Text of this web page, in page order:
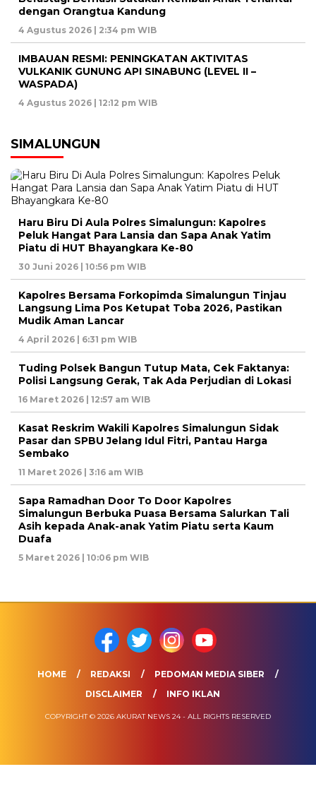
dengan Orangtua Kandung
4 Agustus 2026 | 2:34 pm WIB
IMBAUAN RESMI: PENINGKATAN AKTIVITAS
VULKANIK GUNUNG API SINABUNG (LEVEL II –
WASPADA)
4 Agustus 2026 | 12:12 pm WIB
SIMALUNGUN
Haru Biru Di Aula Polres Simalungun: Kapolres
Peluk Hangat Para Lansia dan Sapa Anak Yatim
Piatu di HUT Bhayangkara Ke-80
30 Juni 2026 | 10:56 pm WIB
Kapolres Bersama Forkopimda Simalungun Tinjau
Langsung Lima Pos Ketupat Toba 2026, Pastikan
Mudik Aman Lancar
4 April 2026 | 6:31 pm WIB
Tuding Polsek Bangun Tutup Mata, Cek Faktanya:
Polisi Langsung Gerak, Tak Ada Perjudian di Lokasi
16 Maret 2026 | 12:57 am WIB
Kasat Reskrim Wakili Kapolres Simalungun Sidak
Pasar dan SPBU Jelang Idul Fitri, Pantau Harga
Sembako
11 Maret 2026 | 3:16 am WIB
Sapa Ramadhan Door To Door Kapolres
Simalungun Berbuka Puasa Bersama Salurkan Tali
Asih kepada Anak-anak Yatim Piatu serta Kaum
Duafa
5 Maret 2026 | 10:06 pm WIB
HOME REDAKSI
PEDOMAN MEDIA SIBER
DISCLAIMER
INFO IKLAN
COPYRIGHT © 2026 AKURAT NEWS 24 - ALL RIGHTS RESERVED